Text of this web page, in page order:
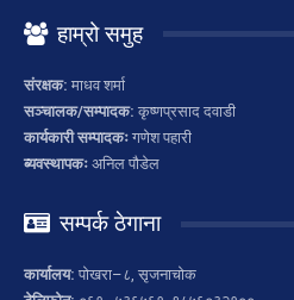
हाम्रो समुह
संरक्षक: माधव शर्मा
सञ्चालक/सम्पादक: कृष्णप्रसाद दवाडी
कार्यकारी सम्पादकः गणेश पहारी
ब्यवस्थापकः अनिल पौडेल
सम्पर्क ठेगाना
कार्यालय: पोखरा–८, सृजनाचोक